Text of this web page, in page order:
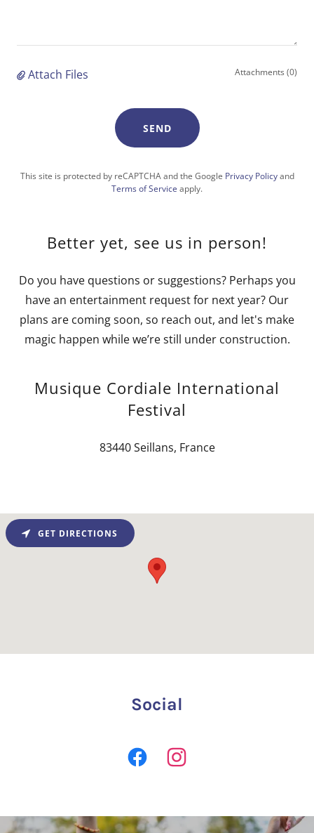
Attach Files Attachments (0)
SEND
This site is protected by reCAPTCHA and the Google Privacy Policyand
Terms of Service apply.
Better yet, see us in person!
Do you have questions or suggestions? Perhaps you
have an entertainment request for next year? Our
plans are coming soon, so reach out, and let's make
magic happen while we’re still under construction.
Musique Cordiale International
Festival
83440 Seillans, France
GET DIRECTIONS
Social